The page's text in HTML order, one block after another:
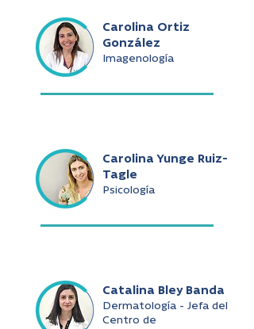
Carolina Ortiz
González
Imagenología
Carolina Yunge Ruiz-
Tagle
Psicología
Catalina Bley Banda
Dermatología - Jefa del
Centro de